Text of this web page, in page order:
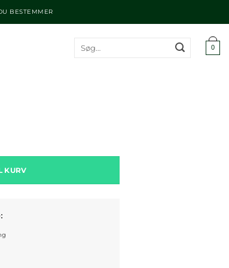
BESTEMMER
efter:
0
KURV